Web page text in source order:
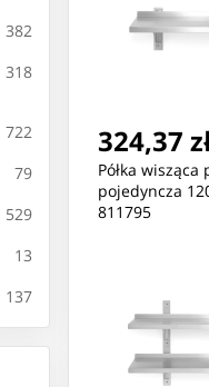
382
318
722
79
529
13
137
324,37
Półka
pojedyncza
811795